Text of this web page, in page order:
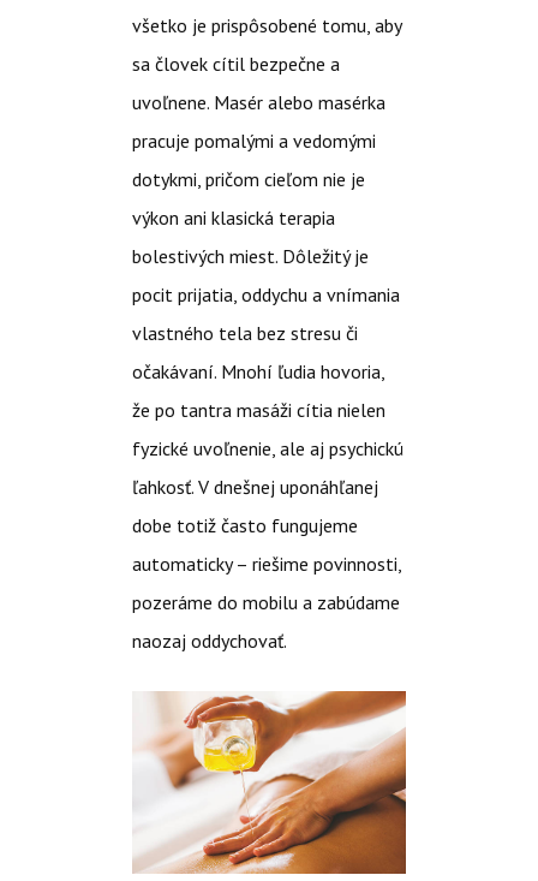
všetko je prispôsobené tomu, aby
sa človek cítil bezpečne a
uvoľnene. Masér alebo masérka
pracuje pomalými a vedomými
dotykmi, pričom cieľom nie je
výkon ani klasická terapia
bolestivých miest. Dôležitý je
pocit prijatia, oddychu a vnímania
vlastného tela bez stresu či
očakávaní. Mnohí ľudia hovoria,
že po tantra masáži cítia nielen
fyzické uvoľnenie, ale aj psychickú
ľahkosť. V dnešnej uponáhľanej
dobe totiž často fungujeme
automaticky – riešime povinnosti,
pozeráme do mobilu a zabúdame
naozaj oddychovať.